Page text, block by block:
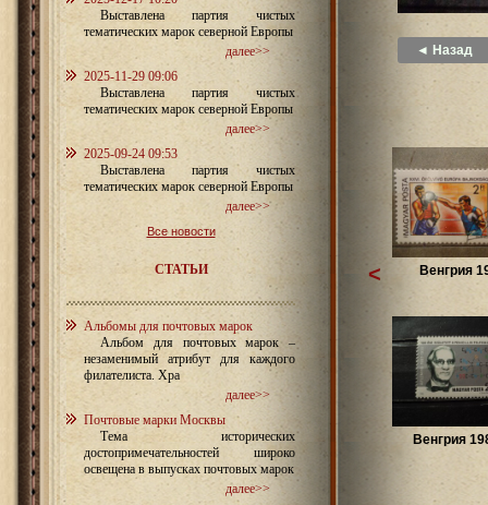
Выставлена партия чистых
тематических марок северной Европы
далее>>
2025-11-29 09:06
Выставлена партия чистых
тематических марок северной Европы
далее>>
2025-09-24 09:53
Выставлена партия чистых
тематических марок северной Европы
далее>>
Все новости
СТАТЬИ
Альбомы для почтовых марок
Альбом для почтовых марок –
незаменимый атрибут для каждого
филателиста. Хра
далее>>
Почтовые марки Москвы
Тема исторических
достопримечательностей широко
освещена в выпусках почтовых марок
далее>>
◄ Назад
Венгрия
Венгрия
<